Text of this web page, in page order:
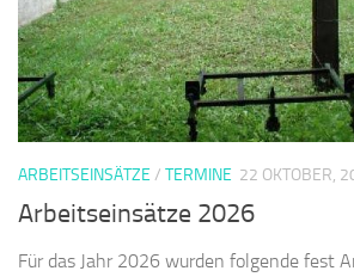
ARBEITSEINSÄTZE / TERMINE 22 OKTOBER,
Arbeitseinsätze 2026
Für das Jahr 2026 wurden folgende fest